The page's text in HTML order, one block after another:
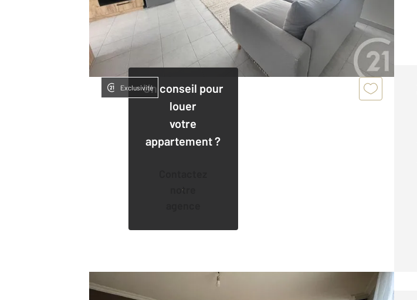
Un conseil pour
louer
votre
appartement ?
notre
Exclusivité